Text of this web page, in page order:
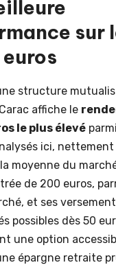
sur
structure
affiche le
le plus élevé
ici,
moyenne du
de 200 euros,
et ses
possibles dès 50
une option
épargne retraite